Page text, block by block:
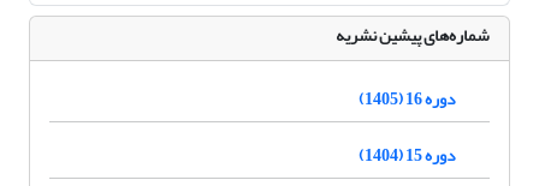
شماره‌های پیشین نشریه
دوره 16 (1405)
دوره 15 (1404)